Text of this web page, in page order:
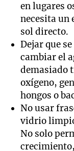
en lugares
necesita un
sol directo.
Dejar que
cambiar el
demasiado
oxígeno,
hongos o
No usar
vidrio
No solo